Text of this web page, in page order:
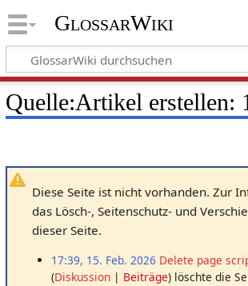
GlossarWiki
Quelle:Artikel erstellen:
Diese Seite ist nicht vorhanden. Zur
das Lösch-, Seitenschutz- und
dieser Seite.
17:39, 15. Feb. 2026 Delete page
Diskussion
Beiträge löschte die